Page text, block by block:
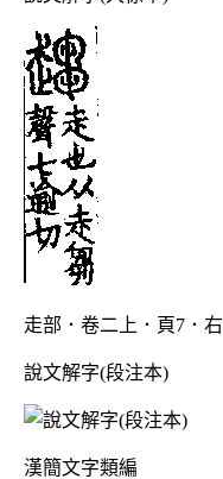
走部．卷二上．頁7．右
說文解字(段注本)
漢簡文字類編